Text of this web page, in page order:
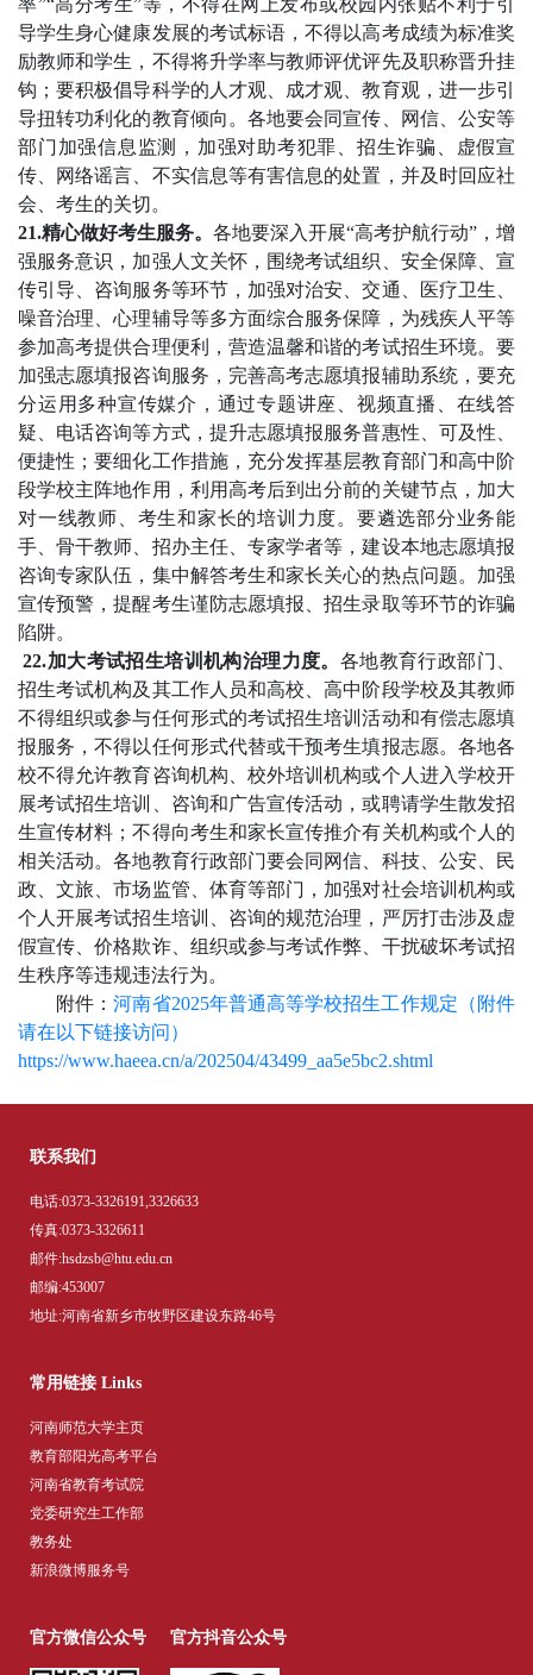
率”“高分考生”等，不得在网上发布或校园内张贴不利于引
导学生身心健康发展的考试标语，不得以高考成绩为标准奖
励教师和学生，不得将升学率与教师评优评先及职称晋升挂
钩；要积极倡导科学的人才观、成才观、教育观，进一步引
导扭转功利化的教育倾向。各地要会同宣传、网信、公安等
部门加强信息监测，加强对助考犯罪、招生诈骗、虚假宣
传、网络谣言、不实信息等有害信息的处置，并及时回应社
会、考生的关切。
21.精心做好考生服务。 各地要深入开展“高考护航行动”，增
强服务意识，加强人文关怀，围绕考试组织、安全保障、宣
传引导、咨询服务等环节，加强对治安、交通、医疗卫生、
噪音治理、心理辅导等多方面综合服务保障，为残疾人平等
参加高考提供合理便利，营造温馨和谐的考试招生环境。要
加强志愿填报咨询服务，完善高考志愿填报辅助系统，要充
分运用多种宣传媒介，通过专题讲座、视频直播、在线答
疑、电话咨询等方式，提升志愿填报服务普惠性、可及性、
便捷性；要细化工作措施，充分发挥基层教育部门和高中阶
段学校主阵地作用，利用高考后到出分前的关键节点，加大
对一线教师、考生和家长的培训力度。要遴选部分业务能
手、骨干教师、招办主任、专家学者等，建设本地志愿填报
咨询专家队伍，集中解答考生和家长关心的热点问题。加强
宣传预警，提醒考生谨防志愿填报、招生录取等环节的诈骗
陷阱。
22.加大考试招生培训机构治理力度。 各地教育行政部门、
招生考试机构及其工作人员和高校、高中阶段学校及其教师
不得组织或参与任何形式的考试招生培训活动和有偿志愿填
报服务，不得以任何形式代替或干预考生填报志愿。各地各
校不得允许教育咨询机构、校外培训机构或个人进入学校开
展考试招生培训、咨询和广告宣传活动，或聘请学生散发招
生宣传材料；不得向考生和家长宣传推介有关机构或个人的
相关活动。各地教育行政部门要会同网信、科技、公安、民
政、文旅、市场监管、体育等部门，加强对社会培训机构或
个人开展考试招生培训、咨询的规范治理，严厉打击涉及虚
假宣传、价格欺诈、组织或参与考试作弊、干扰破坏考试招
生秩序等违规违法行为。
附件：河南省2025年普通高等学校招生工作规定（附件
请在以下链接访问）
https://www.haeea.cn/a/202504/43499_aa5e5bc2.shtml
联系我们
电话:0373-3326191,3326633
传真:0373-3326611
邮件:hsdzsb@htu.edu.cn
邮编:453007
地址:河南省新乡市牧野区建设东路46号
常用链接 Links
河南师范大学主页
教育部阳光高考平台
河南省教育考试院
党委研究生工作部
教务处
新浪微博服务号
官方微信公众号 官方抖音公众号